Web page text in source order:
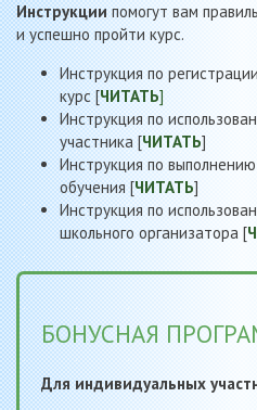
Инструкции помогут вам
и успешно пройти курс.
Инструкция по
курс [ЧИТАТЬ]
Инструкция по
участника [ЧИТАТЬ]
Инструкция по
обучения [ЧИТАТЬ]
Инструкция по
школьного организатора [
БОНУСНАЯ
Для индивидуальных